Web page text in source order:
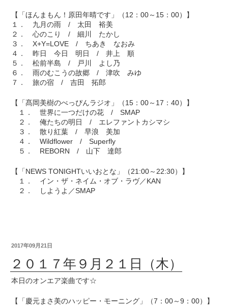
【「ほんまもん！原田年晴です」（12：00～15：00）】
１． 九月の雨 / 太田 裕美
２． 心のこり / 細川 たかし
３． X+Y=LOVE / ちあき なおみ
４． 昨日 今日 明日 / 井上 順
５． 松前半島 / 戸川 よし乃
６． 雨のむこうの故郷 / 津吹 みゆ
７． 旅の宿 / 吉田 拓郎
【「髙岡美樹のべっぴんラジオ」（15：00～17：40）】
１． 世界に一つだけの花 / SMAP
２． 俺たちの明日 / エレファントカシマシ
３． 散り紅葉 / 早浪 美加
４． Wildflower / Superfly
５． REBORN / 山下 達郎
【「NEWS TONIGHTいいおとな」（21:00～22:30）】
１． イン・ザ・ネイム・オブ・ラヴ／KAN
２． しようよ／SMAP
2017年09月21日
２０１７年９月２１日（木）
本日のオンエア楽曲です☆
【「慶元まさ美のハッピー・モーニング」（7：00～9：00）】